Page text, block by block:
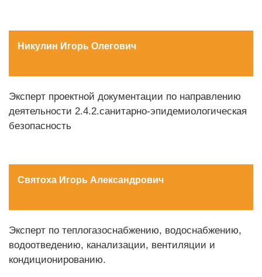
Никулин Игорь Олегович
Эксперт проектной документации по направлению
деятельности 2.4.2.санитарно-эпидемиологическая
безопасность
Святоха Игорь Александрович
Эксперт по теплогазоснабжению, водоснабжению,
водоотведению, канализации, вентиляции и
кондиционированию.